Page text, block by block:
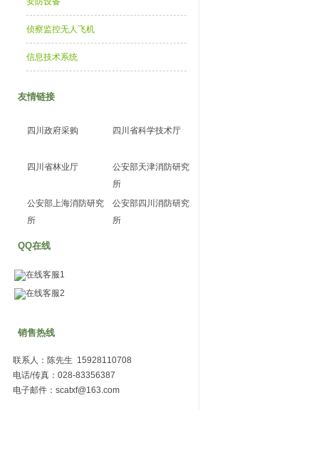
侦察监控无人飞机
信息技术系统
友情链接
四川政府采购 四川省科学技术厅
四川省林业厅
公安部天津消防研究
所
公安部上海消防研究
所
公安部四川消防研究
所
QQ在线
在线客服1
在线客服2
销售热线
联系人：陈先生 15928110708
电话/传真：028-83356387
电子邮件：scatxf@163.com